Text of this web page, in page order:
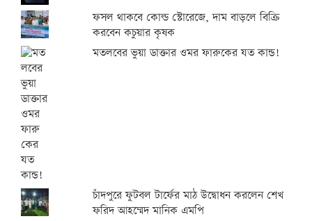
ফসল থাকবে কোল্ড স্টোরেজে, দাম বাড়লে বিক্রি
করবেন কচুয়ার কৃষক
মতলবের ভুয়া ডাক্তার ওমর ফারুকের যত কান্ড!
চাঁদপুরে ফুটবল টার্ফের মাঠ উদ্বোধন করলেন শেখ
ফরিদ আহম্মেদ মানিক এমপি